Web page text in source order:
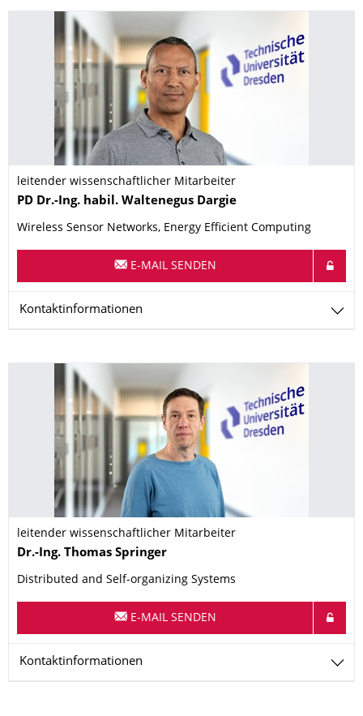
leitender wissenschaftlicher Mitarbeiter
Name
PD Dr.-Ing. habil. Waltenegus Dargie
Wireless Sensor Networks, Energy Efficient Computing
E-MAIL SENDEN
Kontaktinformationen
leitender wissenschaftlicher Mitarbeiter
Name
Dr.-Ing. Thomas Springer
Distributed and Self-organizing Systems
E-MAIL SENDEN
Kontaktinformationen